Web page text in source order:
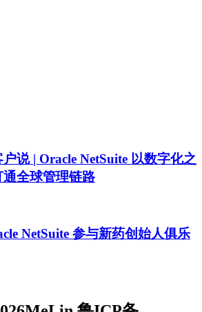
说 | Oracle NetSuite 以数字化之
全球管理链路
NetSuite 参与新药创始人俱乐